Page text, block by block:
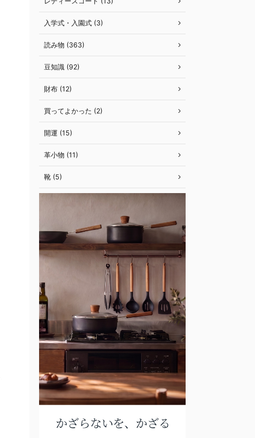
入学式・入園式 (3)
読み物 (363)
豆知識 (92)
財布 (12)
買ってよかった (2)
開運 (15)
革小物 (11)
靴 (5)